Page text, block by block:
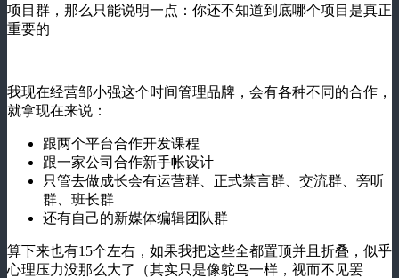
项目群，那么只能说明一点：你还不知道到底哪个项目是真正
重要的
我现在经营邹小强这个时间管理品牌，会有各种不同的合作，
就拿现在来说：
跟两个平台合作开发课程
跟一家公司合作新手帐设计
只管去做成长会有运营群、正式禁言群、交流群、旁听
群、班长群
还有自己的新媒体编辑团队群
算下来也有15个左右，如果我把这些全都置顶并且折叠，似乎
心理压力没那么大了（其实只是像鸵鸟一样，视而不见罢